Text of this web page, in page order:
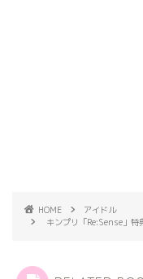
HOME
アイドル
キンプリ「Re:Sense」特